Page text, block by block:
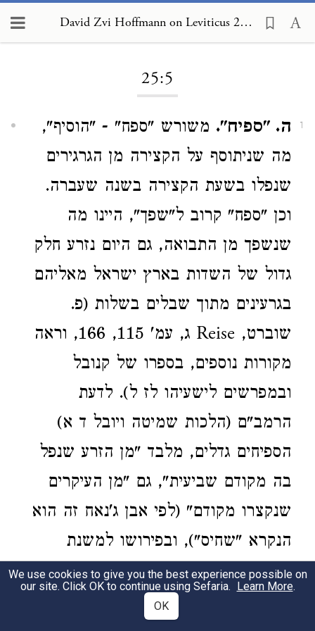
David Zvi Hoffmann on Leviticus 25:5
25:5
1 ה. "ספיח". משורש "ספח" - "הוסיף",
מה שניתוסף על הקצירה מן הגרגירים
שנפלו בשעת הקצירה בשנה שעברה.
וכן "ספח" קרוב ל"שפך", היינו מה
שנשפך מן התבואה, גם היום נזרע חלק
גדול של השדות בארץ ישראל מאליהם
בגרעינים מתוך שבלים בשלות (פ.
שוברט, Reise ג, עמ' 115, 166, וראה
מקורות נוספים, בספרו של קנובל
ובמפרשים לישעיהו לז ל). לדעת
הרמב"ם (הלכות שמיטה ויובל ד א)
הספיחים גדלים, מלבד "מן הזרע שנפל
בה מקודם שביעית", גם "מן העיקרים
שנקצרו מקודם" (לפי אבן ג'נאח זה הוא
הנקרא "שחיס"), ובפירושו למשנת
כלאים ב ה אומר הרמב"ם: "ויש מן
הצמח מה שיזרעוהו ויקצרוהו ואחר כך
We use cookies to give you the best experience possible on
our site. Click OK to continue using Sefaria. Learn More.
OK